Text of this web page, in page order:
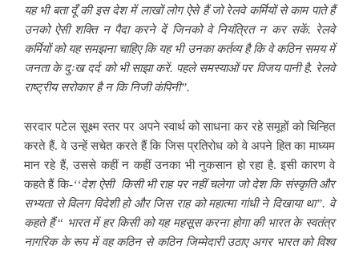
यह भी बता दूँ की इस देश में लाखों लोग ऐसे हैं जो रेलवे कर्मियों से काम पाते हैं
उनको ऐसी शक्ति न पैदा करने दें जिनको वे नियंत्रित न कर सकें. रेलवे
कर्मियों को यह समझना चाहिए कि यह भी उनका कर्तव्य है कि वे कठिन समय में
जनता के दुःख दर्द को भी साझा करें. पहले समस्याओं पर विजय पानी है. रेलवे
राष्ट्रीय सरोकार है न कि निजी कंपिनी”.
सरदार पटेल सूक्ष्म स्तर पर अपने स्वार्थ को साधना कर रहे समूहों को चिन्हित
करते हैं. वे उन्हें सचेत करते हैं कि जिस प्रतिरोध को वे अपने हित का माध्यम
मान रहे हैं, उससे कहीं न कहीं उनका भी नुकसान हो रहा है. इसी कारण वे
कहते हैं कि-‘‘देश ऐसी किसी भी राह पर नहीं चलेगा जो देश कि संस्कृति और
सभ्यता से विलग विदेशी हो और जिस राह को महात्मा गांधी ने दिखाया था”. वे
कहते हैं“ भारत में हर किसी को यह महसूस करना होगा की भारत के स्वतंत्र
नागरिक के रूप में वह कठिन से कठिन जिम्मेदारी उठाए अगर भारत को विश्व